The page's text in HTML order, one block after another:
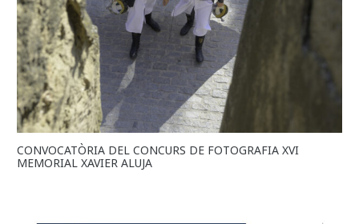
CONVOCATÒRIA DEL CONCURS DE FOTOGRAFIA XVI
MEMORIAL XAVIER ALUJA